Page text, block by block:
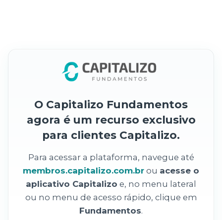
O Capitalizo Fundamentos
agora é um recurso exclusivo
para clientes Capitalizo.
Para acessar a plataforma, navegue até
membros.capitalizo.com.br ou acesse o
aplicativo Capitalizo e, no menu lateral
ou no menu de acesso rápido, clique em
Fundamentos.